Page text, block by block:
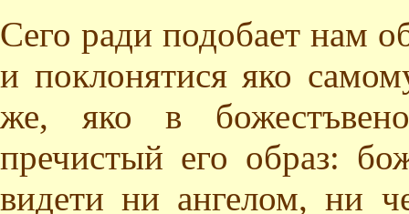
Сего ради подобает нам
и поклонятися яко
же, яко в
пречистый его образ:
видети ни ангелом, ни